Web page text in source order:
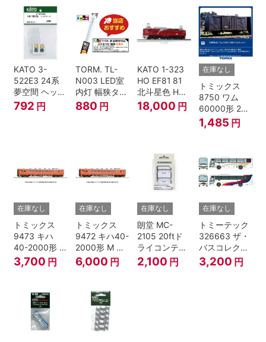
KATO 3-
522E3 24系
夢空間 ヘッド
マーク 4種各1
792 円
TORM. TL-
N003 LED室
内灯 幅狭タイ
プ・電球色 1
本 鉄道模型
880 円
KATO 1-323
HO EF81 81
北斗星色 HO
ゲージ
18,000 円
在庫なし
トミックス
8750 ワム
60000形 2両
セット Nゲー
ジ
1,485 円
在庫なし
トミックス
9473 キハ
40-2000形 T
Nゲージ
3,700 円
在庫なし
トミックス
9472 キハ40-
2000形 M N
ゲージ
6,000 円
在庫なし
朗堂 MC-
2105 20ftド
ライコンテナ
タイプ
TRANCY
2,100 円
在庫なし
トミーテック
326663 ザ・
バスコレクシ
ョン 西日本鉄
道・九州産交
3,200 円